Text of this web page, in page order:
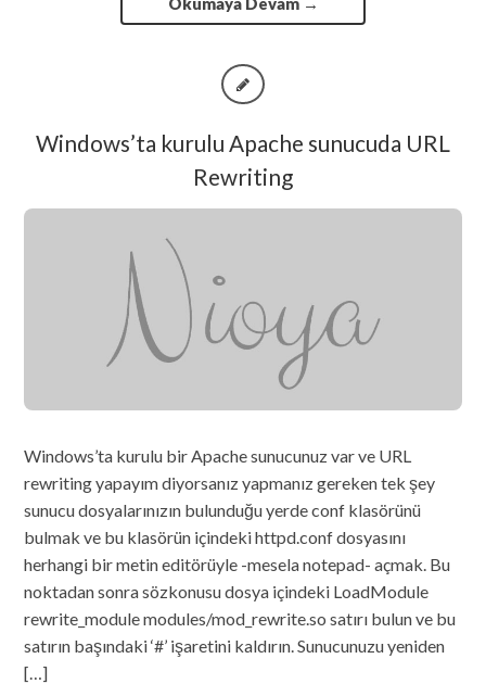
Windows’ta kurulu Apache sunucuda URL
Rewriting
Windows’ta kurulu bir Apache sunucunuz var ve URL
rewriting yapayım diyorsanız yapmanız gereken tek şey
sunucu dosyalarınızın bulunduğu yerde conf klasörünü
bulmak ve bu klasörün içindeki httpd.conf dosyasını
herhangi bir metin editörüyle -mesela notepad- açmak. Bu
noktadan sonra sözkonusu dosya içindeki LoadModule
rewrite_module modules/mod_rewrite.so satırı bulun ve bu
satırın başındaki ‘#’ işaretini kaldırın. Sunucunuzu yeniden
[…]